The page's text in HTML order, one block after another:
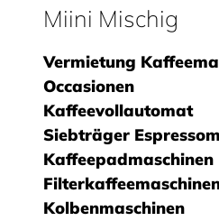
Miini Mischig
Vermietung
Occasionen
Kaffeevollautomat
Siebträger
Kaffeepadmaschinen
Kolbenmaschinen